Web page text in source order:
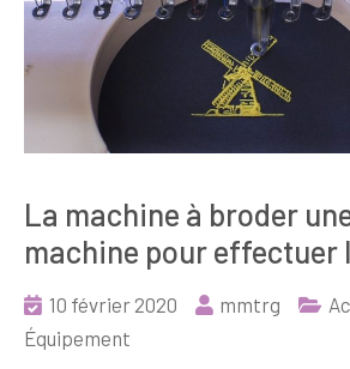
La machine à broder
machine pour effectuer
10 février 2020 mmtrg
Équipement